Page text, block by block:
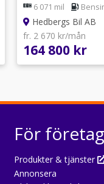
6 071 mil
Hedbergs Bil AB
fr. 2 670 kr/mån
164 800 kr
För företag
Produkter & tjänster
Annonsera